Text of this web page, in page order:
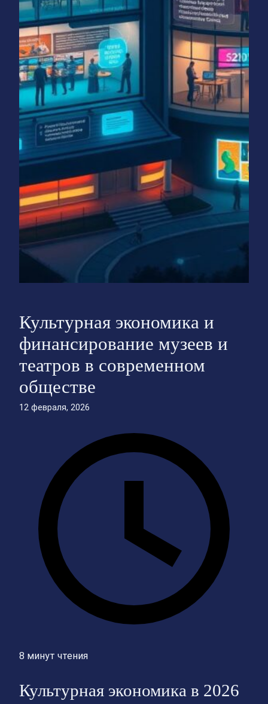
Культурная экономика и
финансирование музеев и
театров в современном
обществе
12 февраля, 2026
8 минут чтения
Культурная экономика в 2026